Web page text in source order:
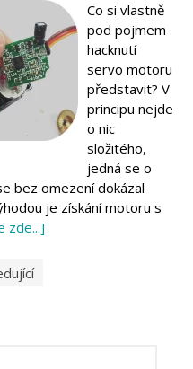
Co si vlastně
pod pojmem
hacknutí
servo motoru
představit? V
principu nejde
o nic
složitého,
jedná se o
bez omezení dokázal
je získání motoru s
zde...]